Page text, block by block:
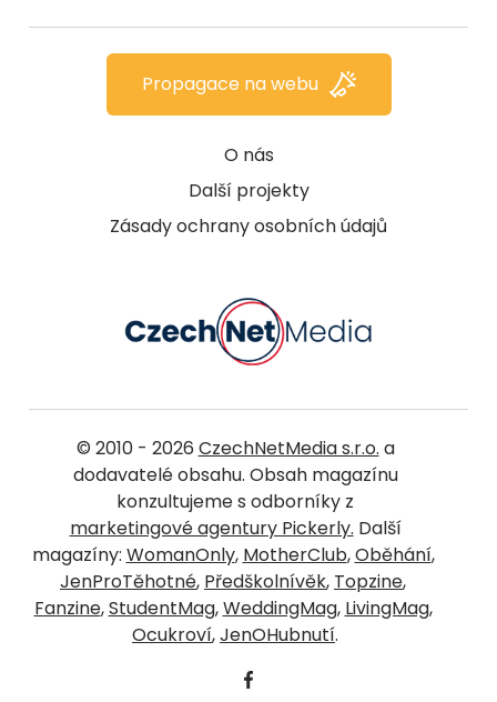
O nás
Další projekty
Zásady ochrany osobních údajů
Propagace na webu
© 2010 - 2026 CzechNetMedia s.r.o. a
dodavatelé obsahu. Obsah magazínu
konzultujeme s odborníky z
marketingové agentury Pickerly. Další
magazíny: WomanOnly, MotherClub,Oběhání,
JenProTěhotné, Předškolnívěk, Topzine,
Fanzine,StudentMag,WeddingMag, LivingMag,
Ocukroví,JenOHubnutí.